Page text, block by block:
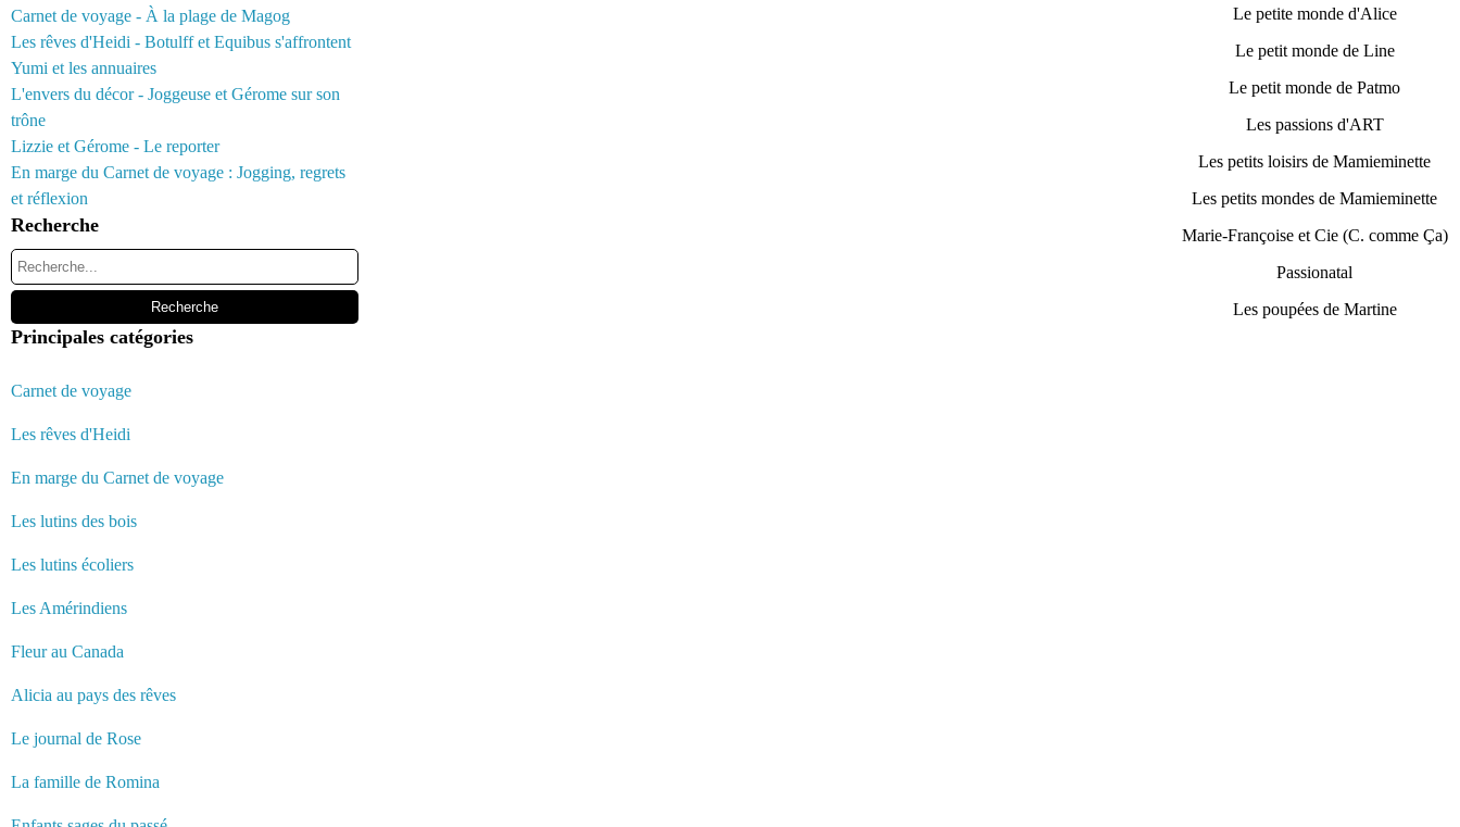
Carnet de voyage - À la plage de Magog
Les rêves d'Heidi - Botulff et Equibus s'affrontent
Yumi et les annuaires
L'envers du décor - Joggeuse et Gérome sur son
trône
Lizzie et Gérome - Le reporter
En marge du Carnet de voyage : Jogging, regrets
et réflexion
Recherche
Principales catégories
Carnet de voyage
Les rêves d'Heidi
En marge du Carnet de voyage
Les lutins des bois
Les lutins écoliers
Les Amérindiens
Fleur au Canada
Alicia au pays des rêves
Le journal de Rose
La famille de Romina
Le petite monde d'Alice
Le petit monde de Line
Le petit monde de Patmo
Les passions d'ART
Les petits loisirs de Mamieminette
Les petits mondes de Mamieminette
Marie-Françoise et Cie (C. comme Ça)
Passionatal
Les poupées de Martine